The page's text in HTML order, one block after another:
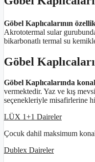
Göbel Kaplıcalarının
Akrototermal sular
bikarbonatlı termal su
Göbel
Göbel Kaplıcalarında
vermektedir. Yaz ve kış
seçenekleriyle misafirlerine
LÜX 1+1 Daireler
Çocuk dahil maksimum
Dublex Daireler